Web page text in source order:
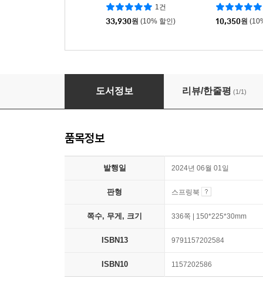
1건
33,930원 (10% 할인) 10,350원
착! 붙는 중국어 단어장
도서정보 리뷰/한줄평 (1/1)
품목정보
발행일 2024년 06월 01일
판형 스프링북
쪽수, 무게, 크기 336쪽 | 150*225*30mm
ISBN13 9791157202584
ISBN10 1157202586